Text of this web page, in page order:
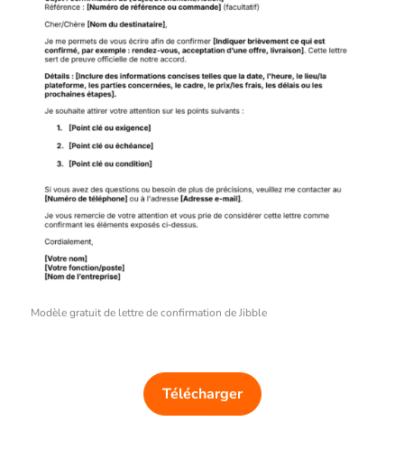
Modèle gratuit de lettre de confirmation de Jibble
Télécharger